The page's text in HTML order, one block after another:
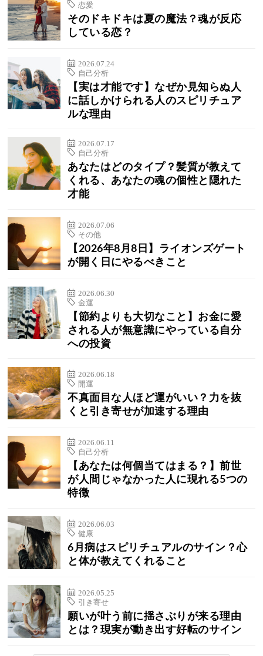
恋愛
そのドキドキは夏の魔法？魂が反応
している恋？
2026.07.24
自己分析
【実は才能です】なぜか見知らぬ人
に話しかけられる人のスピリチュア
ルな理由
2026.07.17
自己分析
あなたはどのタイプ？髪質が教えて
くれる、あなたの魂の個性と隠れた
才能
2026.07.06
その他
【2026年8月8日】ライオンズゲート
が開く日にやるべきこと
2026.06.30
金運
【節約よりも大切なこと】お金に愛
される人が無意識にやっている自分
への投資
2026.06.18
開運
不真面目な人ほど運がいい？力を抜
くと引き寄せが加速する理由
2026.06.11
自己分析
【あなたは何個当てはまる？】前世
が人間じゃなかった人に現れる5つの
特徴
2026.06.03
健康
6月病はスピリチュアルのサイン？心
と体が教えてくれること
2026.05.25
引き寄せ
願いが叶う前に揺さぶりが来る理由
とは？現実が動き出す好転のサイン